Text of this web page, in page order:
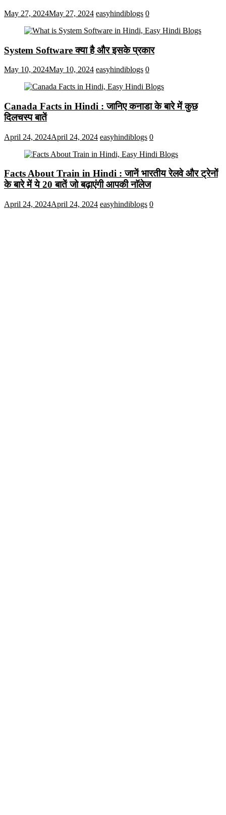
May 27, 2024May 27, 2024 easyhindiblogs 0
System Software क्या है और इसके प्रकार
May 10, 2024May 10, 2024 easyhindiblogs 0
Canada Facts in Hindi : जानिए कनाडा के बारे में कुछ
दिलचस्प बातें
April 24, 2024April 24, 2024 easyhindiblogs 0
Facts About Train in Hindi : जानें भारतीय रेलवे और ट्रेनों
के बारे में ये 20 बातें जो बढ़ाएंगी आपकी नाॅलेज
April 24, 2024April 24, 2024 easyhindiblogs 0